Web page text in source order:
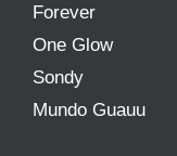
Forever
One Glow
Sondy
Mundo Guauu